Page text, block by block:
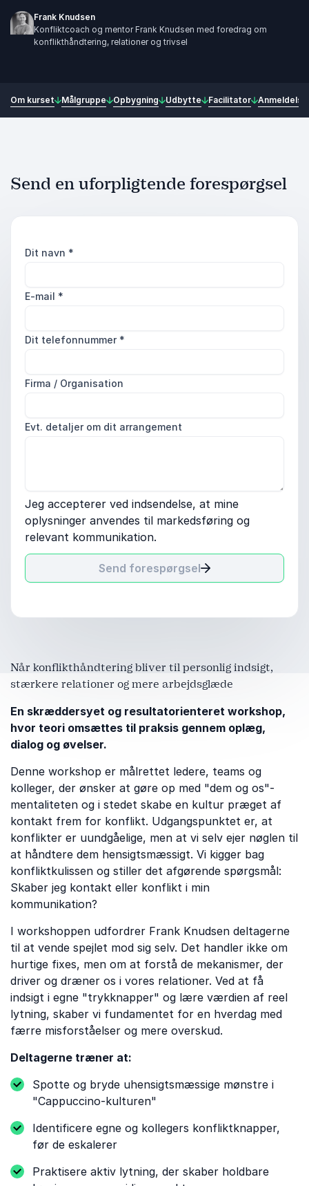
Frank Knudsen
Konfliktcoach og mentor Frank Knudsen med foredrag om
konflikthåndtering, relationer og trivsel
Om kurset Målgruppe Opbygning Udbytte Facilitator
Send en uforpligtende forespørgsel
Dit navn *
E-mail *
Dit telefonnummer *
Firma / Organisation
Evt. detaljer om dit arrangement
Jeg accepterer ved indsendelse, at mine
oplysninger anvendes til markedsføring og
relevant kommunikation.
Send forespørgsel
Når konflikthåndtering bliver til personlig indsigt,
stærkere relationer og mere arbejdsglæde
En skræddersyet og resultatorienteret workshop,
hvor teori omsættes til praksis gennem oplæg,
dialog og øvelser.
Denne workshop er målrettet ledere, teams og
kolleger, der ønsker at gøre op med "dem og os"-
mentaliteten og i stedet skabe en kultur præget af
kontakt frem for konflikt. Udgangspunktet er, at
konflikter er uundgåelige, men at vi selv ejer nøglen til
at håndtere dem hensigtsmæssigt. Vi kigger bag
konfliktkulissen og stiller det afgørende spørgsmål:
Skaber jeg kontakt eller konflikt i min
kommunikation?
I workshoppen udfordrer Frank Knudsen deltagerne
til at vende spejlet mod sig selv. Det handler ikke om
hurtige fixes, men om at forstå de mekanismer, der
driver og dræner os i vores relationer. Ved at få
indsigt i egne "trykknapper" og lære værdien af reel
lytning, skaber vi fundamentet for en hverdag med
færre misforståelser og mere overskud.
Deltagerne træner at:
Spotte og bryde uhensigtsmæssige mønstre i
"Cappuccino-kulturen"
Identificere egne og kollegers konfliktknapper,
før de eskalerer
Praktisere aktiv lytning, der skaber holdbare